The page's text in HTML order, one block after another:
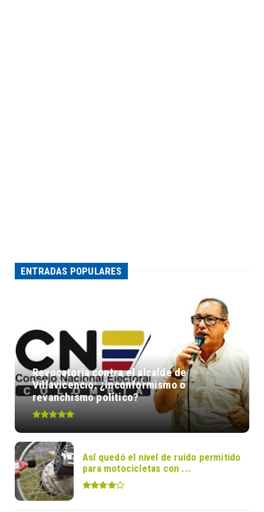
ENTRADAS POPULARES
Revocatoria contra el alcalde de
Villavicencio: ¿inconformismo o
revanchismo político?
Así quedó el nivel de ruido permitido
para motocicletas con ...